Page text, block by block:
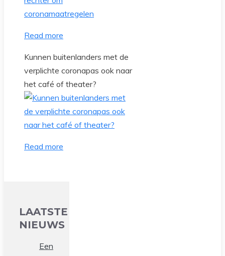
Read more
Kunnen buitenlanders met de
verplichte coronapas ook naar
het café of theater?
Read more
LAATSTE
NIEUWS
Een